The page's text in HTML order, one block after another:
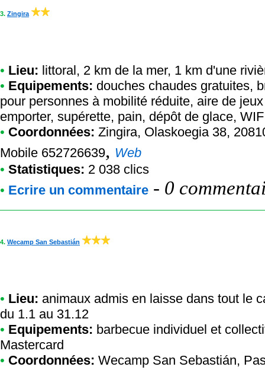
3. Zingira
• Lieu: littoral, 2 km de la mer, 1 km d'une
• Equipements: douches chaudes gratuites,
pour personnes à mobilité réduite, aire de jeux
emporter, supérette, pain, dépôt de glace,
• Coordonnées: Zingira, Olaskoegia 38,
Mobile 652726639, Web
• Statistiques: 2 038 clics
• Ecrire un commentaire - 0
4. Wecamp San Sebastián
• Lieu: animaux admis en laisse dans tout le
du 1.1 au 31.12
• Equipements: barbecue individuel et
Mastercard
• Coordonnées: Wecamp San Sebastián,